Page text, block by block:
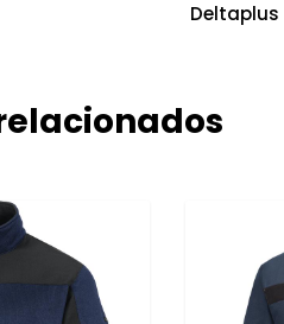
Deltaplus